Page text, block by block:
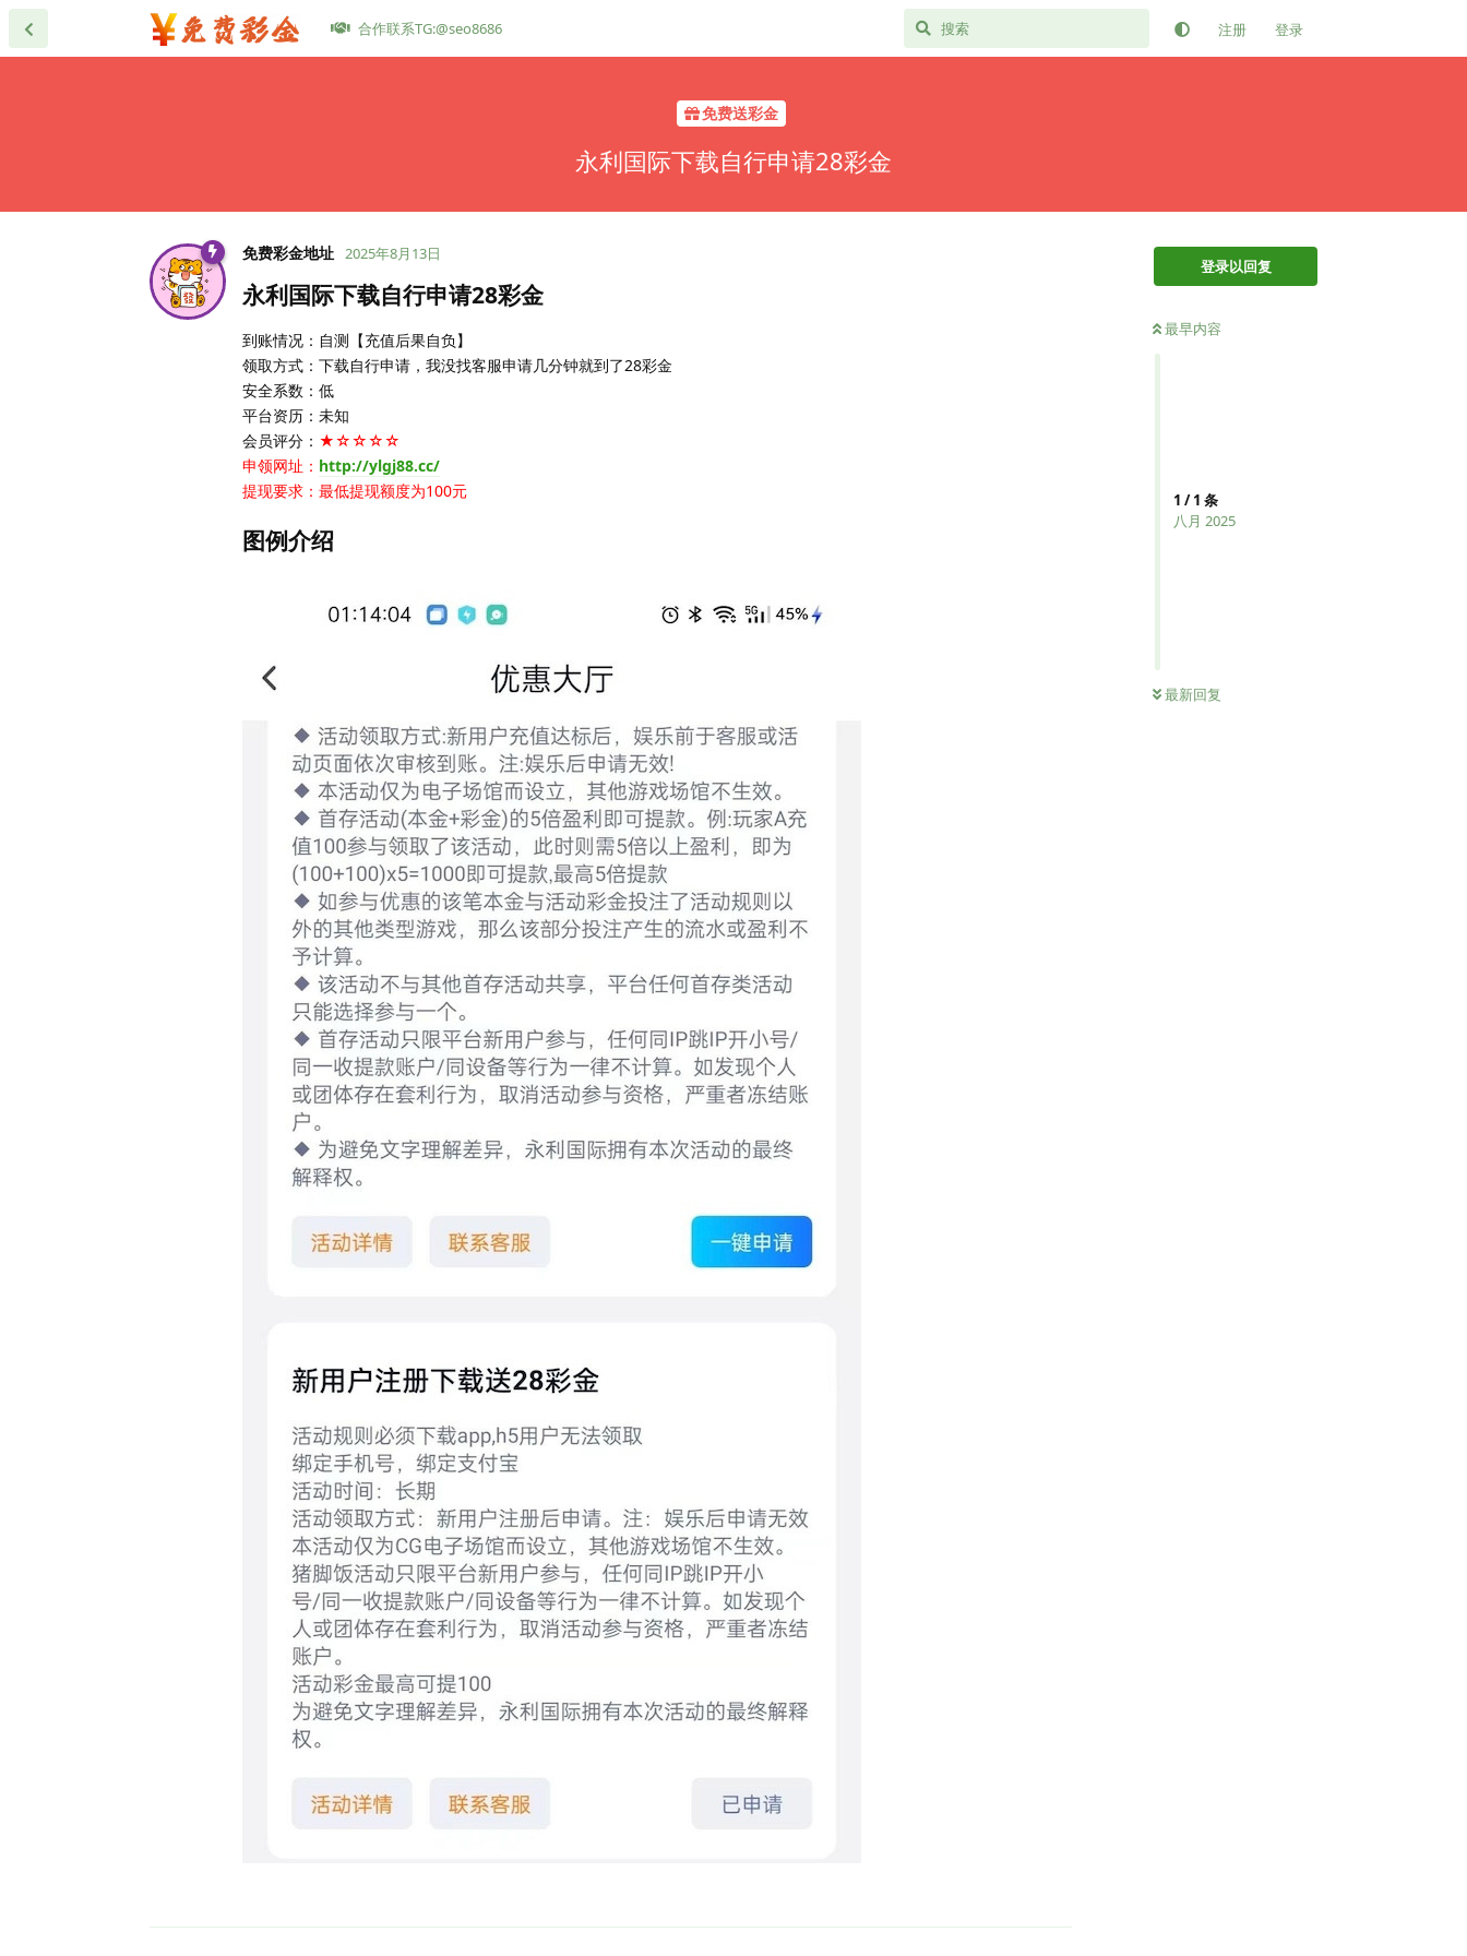
合作联系TG:@seo8686 注册 登录
免费送彩金
永利国际下载自行申请28彩金
登录以回复
最早内容
1 /1 条
八月 2025
最新回复
免费彩金地址 2025年8月13日
永利国际下载自行申请28彩金
到账情况：自测【充值后果自负】
领取方式：下载自行申请，我没找客服申请几分钟就到了28彩金
安全系数：低
平台资历：未知
会员评分： ★☆☆☆☆
申领网址： http://ylgj88.cc/
提现要求：最低提现额度为100元
图例介绍